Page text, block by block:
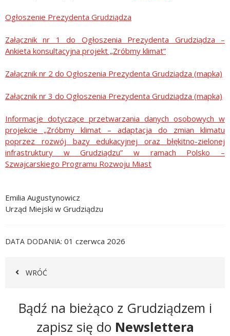
Ogłoszenie Prezydenta Grudziądza
Załącznik nr 1 do Ogłoszenia Prezydenta Grudziądza –
Ankieta konsultacyjna projekt „Zróbmy klimat”
Załącznik nr 2 do Ogłoszenia Prezydenta Grudziądza (mapka)
Załącznik nr 3 do Ogłoszenia Prezydenta Grudziądza (mapka)
Informacje dotyczące przetwarzania danych osobowych w
projekcie „Zróbmy klimat – adaptacja do zmian klimatu
poprzez rozwój bazy edukacyjnej oraz błękitno-zielonej
infrastruktury w Grudziądzu” w ramach Polsko –
Szwajcarskiego Programu Rozwoju Miast
Emilia Augustynowicz
Urząd Miejski w Grudziądzu
DATA DODANIA 01 czerwca 2026
WRÓĆ
Newsletter
Bądź na bieżąco z Grudziądzem i
zapisz się do Newslettera